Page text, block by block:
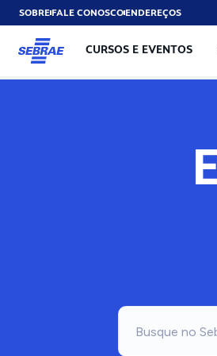
SOBREFALE CONOSCOENDEREÇOS
CURSOS E EVENTOS